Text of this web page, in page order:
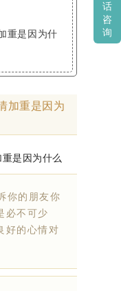
加重是因为
的朋友你
必不可少
好的心情对
话
咨
询